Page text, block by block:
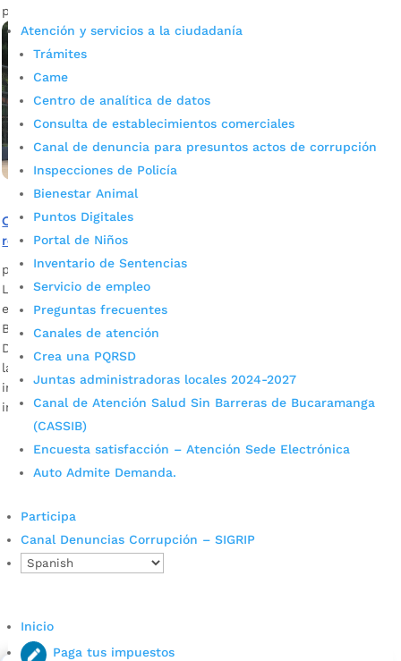
Atención y servicios a la ciudadanía
Trámites
Came
Centro de analítica de datos
Consulta de establecimientos comerciales
Canal de denuncia para presuntos actos de corrupción
Inspecciones de Policía
Bienestar Animal
Puntos Digitales
Portal de Niños
Inventario de Sentencias
Servicio de empleo
Preguntas frecuentes
Canales de atención
Crea una PQRSD
Juntas administradoras locales 2024-2027
Canal de Atención Salud Sin Barreras de Bucaramanga
(CASSIB)
Encuesta satisfacción – Atención Sede Electrónica
Auto Admite Demanda.
Participa
Canal Denuncias Corrupción – SIGRIP
Inicio
Paga tus impuestos
propició una trasformación […]
Comunidad de Villa Rosa, sector 4, 5 y 6, contará con una
remodelada cancha múltiple para la integración social
por Alcaldía de Bucaramanga|
La Secretaría de Infraestructura ultima detalles para hacer
entrega del espacio público ubicado en el Norte de
Bucaramanga. Wilson Rodríguez, habitante de Villa Rosa
Descargar audio Los trabajos contemplan la recuperación de
la superficie, reparación de rejas, mantenimiento de frisos e
instalación de arcos y tableros, entre otros aspectos. La
inversión asciende a los $146 […]
cupo escolar en los colegios oficiales de
Bucaramanga.